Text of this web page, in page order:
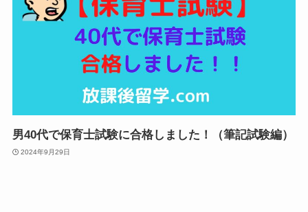
男40代で保育士試験に合格しました！（筆記試験編）
2024年9月29日